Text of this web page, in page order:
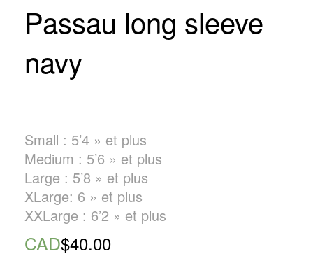
Passau long sleeve
navy
Small : 5’4 » et plus
Medium : 5’6 » et plus
Large : 5’8 » et plus
XLarge: 6 » et plus
XXLarge : 6’2 » et plus
CAD$40.00